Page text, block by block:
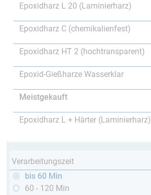
Epoxidharz L 20 (Laminierharz)
Epoxidharz C (chemikalienfest)
Epoxidharz HT 2 (hochtransparent)
Epoxid-Gießharze Wasserklar
Meistgekauft
Epoxidharz L + Härter (Laminierharz)
Verarbeitungszeit
bis 60 Min
60 - 120 Min